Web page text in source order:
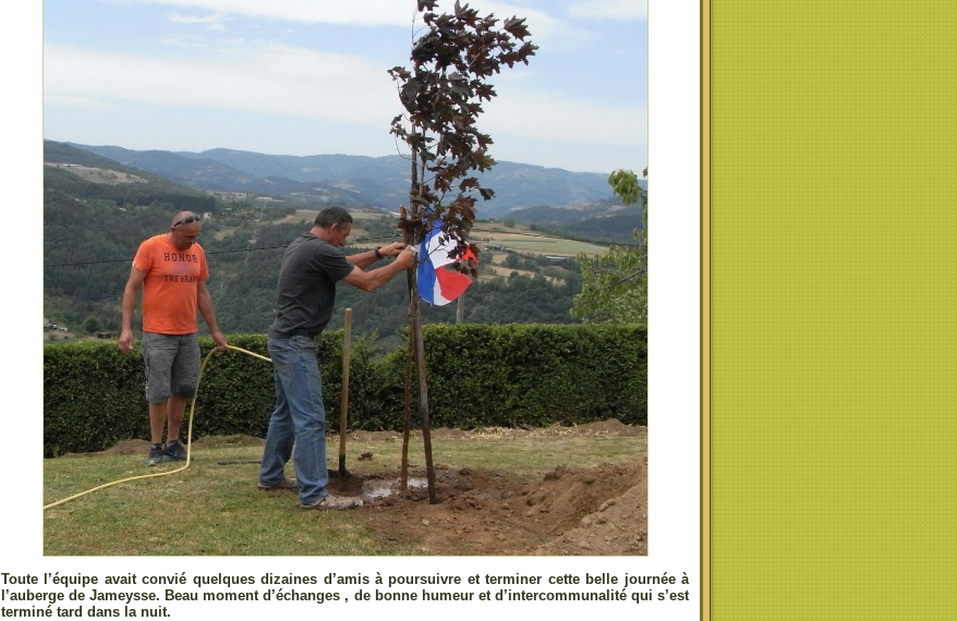
Toute l’équipe avait convié quelques dizaines d’amis à poursuivre et terminer cette belle journée à
l’auberge de Jameysse. Beau moment d’échanges , de bonne humeur et d’intercommunalité qui s’est
terminé tard dans la nuit.